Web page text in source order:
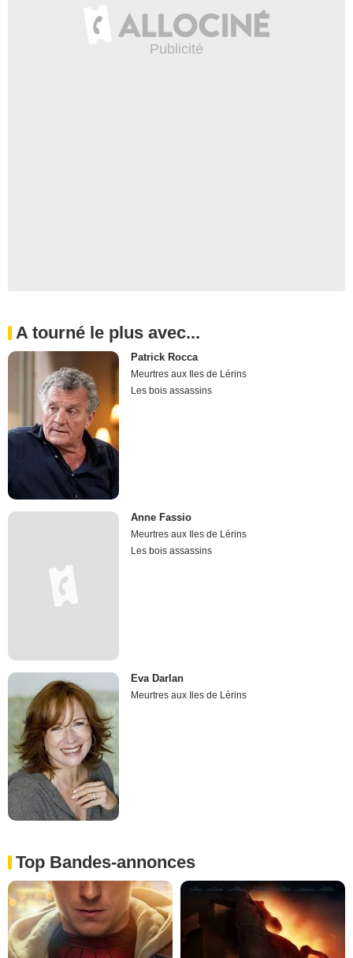
A tourné le plus avec...
Patrick Rocca
Meurtres aux Iles de Lérins
Les bois assassins
Anne Fassio
Meurtres aux Iles de Lérins
Les bois assassins
Eva Darlan
Meurtres aux Iles de Lérins
Top Bandes-annonces